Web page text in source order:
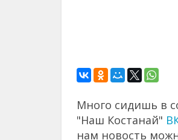
Много сидишь в
"Наш Костанай"
нам новость